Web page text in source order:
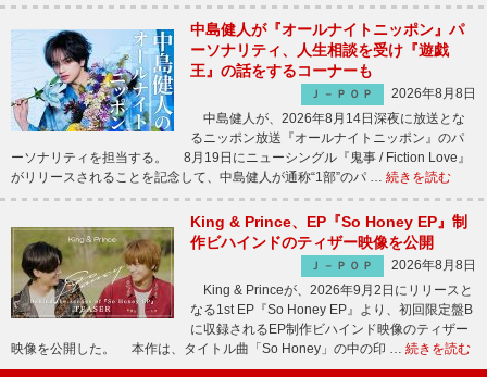
中島健人が『オールナイトニッポン』パ
ーソナリティ、人生相談を受け『遊戯
王』の話をするコーナーも
Ｊ－ＰＯＰ
2026年8月8日
中島健人が、2026年8月14日深夜に放送とな
るニッポン放送『オールナイトニッポン』のパ
ーソナリティを担当する。 8月19日にニューシングル『鬼事 / Fiction Love』
がリリースされることを記念して、中島健人が通称“1部”のパ … 続きを読む
King & Prince、EP『So Honey EP』制
作ビハインドのティザー映像を公開
Ｊ－ＰＯＰ
2026年8月8日
King & Princeが、2026年9月2日にリリースと
なる1st EP『So Honey EP』より、初回限定盤B
に収録されるEP制作ビハインド映像のティザー
映像を公開した。 本作は、タイトル曲「So Honey」の中の印 … 続きを読む